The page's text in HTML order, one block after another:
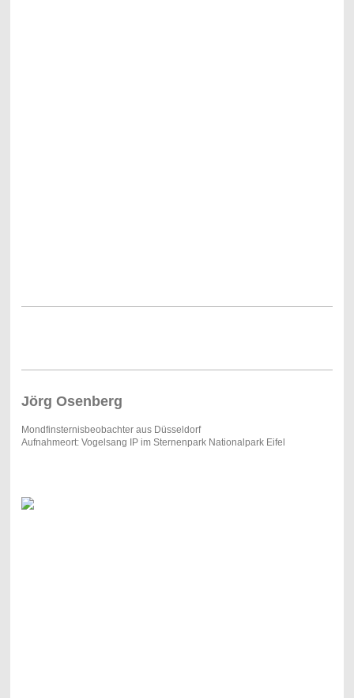
Jörg Osenberg
Mondfinsternisbeobachter aus Düsseldorf
Aufnahmeort: Vogelsang IP im Sternenpark Nationalpark Eifel